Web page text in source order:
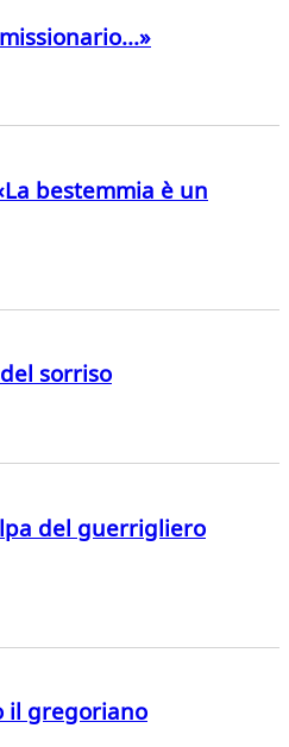
bestemmia è un
sorriso
del guerrigliero
il gregoriano